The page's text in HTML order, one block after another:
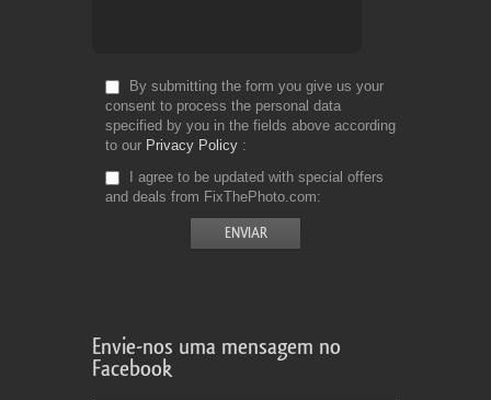
By submitting the form you give us your
consent to process the personal data
specified by you in the fields above according
to our Privacy Policy
I agree to be updated with special offers
and deals from FixThePhoto.com
Envie-nos uma mensagem no
Facebook